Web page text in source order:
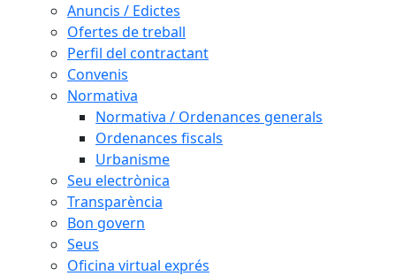
Anuncis / Edictes
Ofertes de treball
Perfil del contractant
Convenis
Normativa
Normativa / Ordenances generals
Ordenances fiscals
Urbanisme
Seu electrònica
Transparència
Bon govern
Seus
Oficina virtual exprés